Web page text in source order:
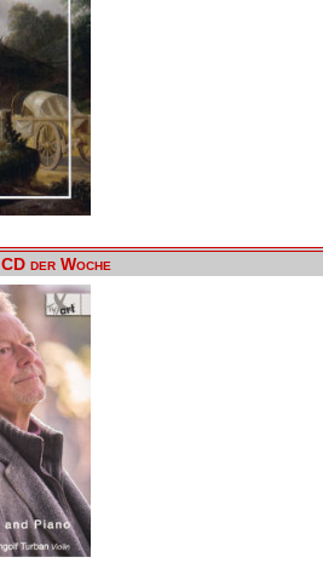
CD der Woche